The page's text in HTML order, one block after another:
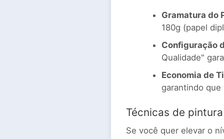
Gramatura do
180g (papel
Configuração
Qualidade"
Economia de
garantindo
Técnicas de
Se você quer elevar o